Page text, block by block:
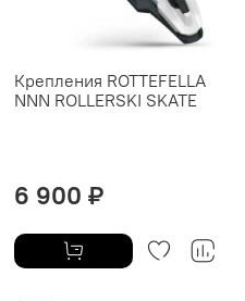
Крепления ROTTEFELLA
NNN ROLLERSKI SKATE
6 900 ₽